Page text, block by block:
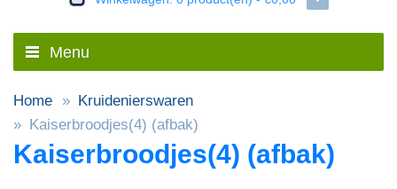
Menu
Home
Kruidenierswaren
Kaiserbroodjes(4) (afbak)
Kaiserbroodjes(4) (afbak)